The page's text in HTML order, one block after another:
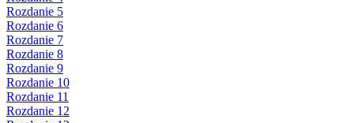
Rozdanie 5
Rozdanie 6
Rozdanie 7
Rozdanie 8
Rozdanie 9
Rozdanie 10
Rozdanie 11
Rozdanie 12